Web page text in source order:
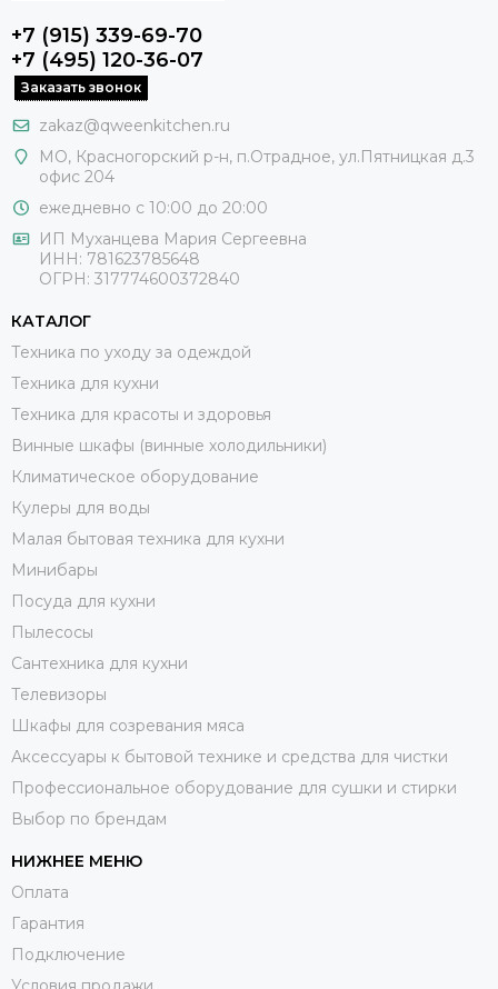
+7 (915) 339-69-70
+7 (495) 120-36-07
Заказать звонок
zakaz@qweenkitchen.ru
МО, Красногорский р-н, п.Отрадное, ул.Пятницкая д.3
офис 204
ежедневно с 10:00 до 20:00
ИП Муханцева Мария Сергеевна
ИНН: 781623785648
ОГРН: 317774600372840
КАТАЛОГ
Техника по уходу за одеждой
Техника для кухни
Техника для красоты и здоровья
Винные шкафы (винные холодильники)
Климатическое оборудование
Кулеры для воды
Малая бытовая техника для кухни
Минибары
Посуда для кухни
Пылесосы
Сантехника для кухни
Телевизоры
Шкафы для созревания мяса
Аксессуары к бытовой технике и средства для чистки
Профессиональное оборудование для сушки и стирки
Выбор по брендам
НИЖНЕЕ МЕНЮ
Оплата
Гарантия
Подключение